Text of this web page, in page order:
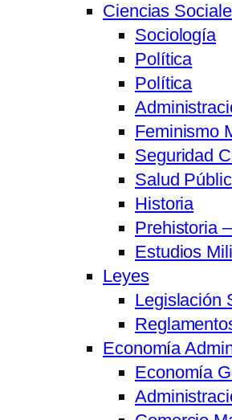
Ciencias
Sociología
Política
Política
Feminismo
Seguridad
Salud
Historia
Prehistoria
Estudios
Leyes
Legislación
Economía
Economía